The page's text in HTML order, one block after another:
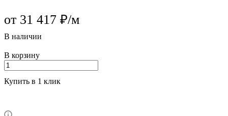
от 31 417 ₽/м
В наличии
В корзину
Купить в 1 клик